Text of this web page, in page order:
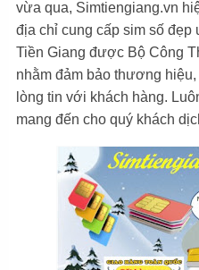
vừa qua, Simtiengiang.vn
địa chỉ cung cấp sim số đẹp
Tiền Giang được Bộ Công
nhằm đảm bảo thương
lòng tin với khách hàng.
mang đến cho quý khách